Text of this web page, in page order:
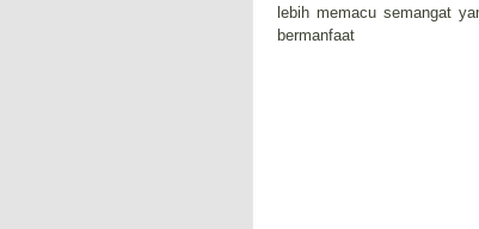
lebih memacu semangat
bermanfaat